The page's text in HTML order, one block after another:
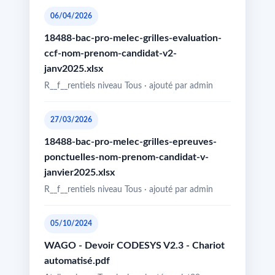
06/04/2026
18488-bac-pro-melec-grilles-evaluation-
ccf-nom-prenom-candidat-v2-
janv2025.xlsx
R__f__rentiels niveau Tous · ajouté par admin
27/03/2026
18488-bac-pro-melec-grilles-epreuves-
ponctuelles-nom-prenom-candidat-v-
janvier2025.xlsx
R__f__rentiels niveau Tous · ajouté par admin
05/10/2024
WAGO - Devoir CODESYS V2.3 - Chariot
automatisé.pdf